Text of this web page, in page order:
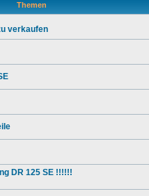
Themen
verkaufen
DR 125 SE !!!!!!